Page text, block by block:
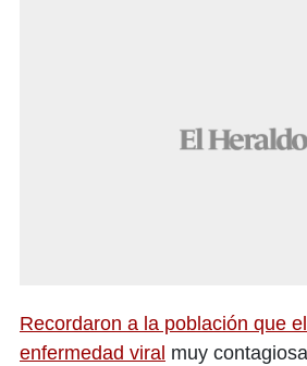
Recordaron a la población que
enfermedad viral muy